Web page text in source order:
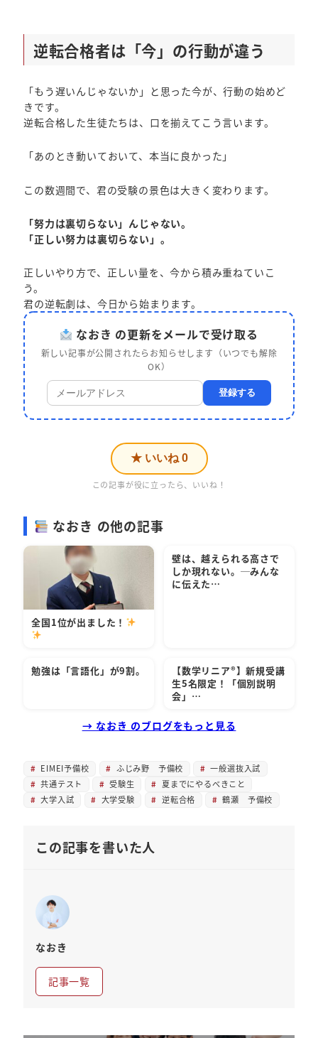
逆転合格者は「今」の行動が違う
「もう遅いんじゃないか」と思った今が、行動の始めど
きです。
逆転合格した生徒たちは、口を揃えてこう言います。
「あのとき動いておいて、本当に良かった」
この数週間で、君の受験の景色は大きく変わります。
「努力は裏切らない」んじゃない。
「正しい努力は裏切らない」。
正しいやり方で、正しい量を、今から積み重ねていこ
う。
君の逆転劇は、今日から始まります。
なおき の更新をメールで受け取る
新しい記事が公開されたらお知らせします（いつでも解除
OK）
登録する
★ いいね 0
この記事が役に立ったら、いいね！
なおき の他の記事
全国1位が出ました！
壁は、越えられる高さで
しか現れない。─みんな
に伝えた…
勉強は「言語化」が9割。
【数学リニア®︎】新規受講
生5名限定！「個別説明
会」…
→ なおき のブログをもっと見る
EIMEI予備校 ふじみ野 予備校
一般選抜入試
共通テスト
受験生
夏までにやるべきこと
大学入試
大学受験 逆転合格 鶴瀬 予備校
この記事を書いた人
なおき
記事一覧